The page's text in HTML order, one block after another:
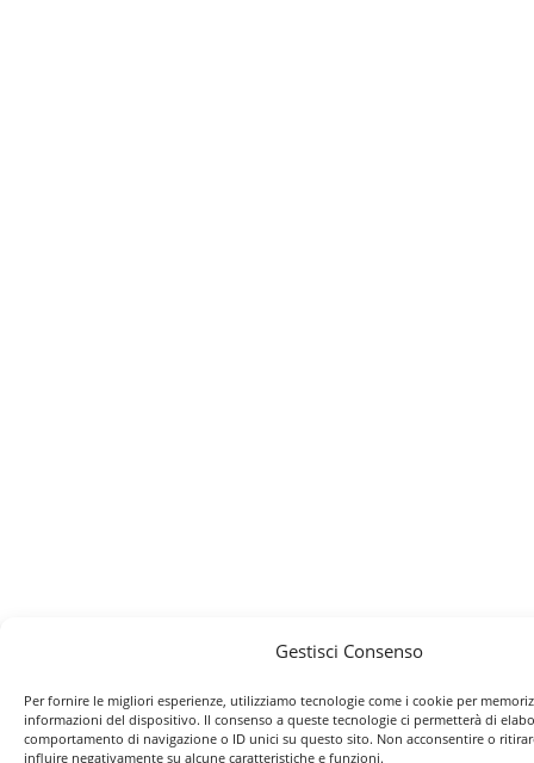
Gestisci Consenso
Per fornire le migliori esperienze, utilizziamo tecnologie come i cookie per
informazioni del dispositivo. Il consenso a queste tecnologie ci permetterà di
comportamento di navigazione o ID unici su questo sito. Non acconsentire o
influire negativamente su alcune caratteristiche e funzioni.